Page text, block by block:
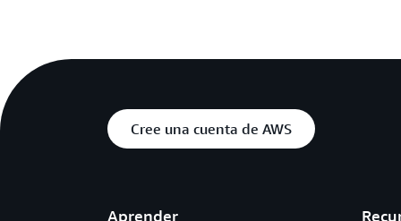
Cree una cuenta de AWS
Aprender